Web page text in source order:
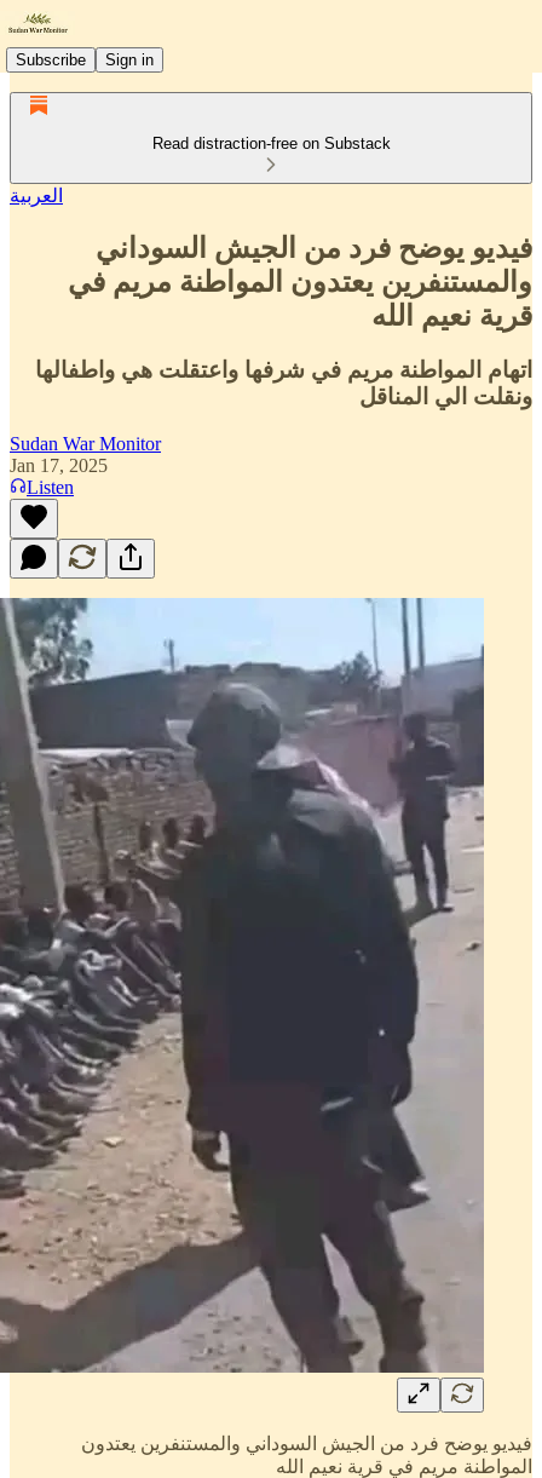
Subscribe Sign in
Read distraction-free on Substack
العربية
فيديو يوضح فرد من الجيش السوداني
والمستنفرين يعتدون المواطنة مريم في
قرية نعيم الله
اتهام المواطنة مريم في شرفها واعتقلت هي واطفالها
ونقلت الي المناقل
Sudan War Monitor
Jan 17, 2025
Listen
فيديو يوضح فرد من الجيش السوداني والمستنفرين يعتدون
المواطنة مريم في قرية نعيم الله